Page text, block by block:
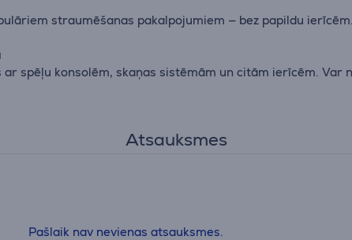
straumēšanas pakalpojumiem — bez papildu ierīcēm.
spēļu konsolēm, skaņas sistēmām un citām ierīcēm.
Atsauksmes
Pašlaik nav nevienas atsauksmes.